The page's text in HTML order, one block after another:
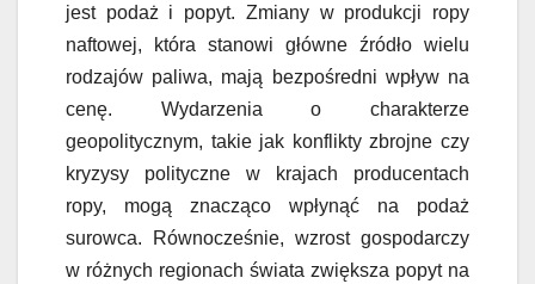
jest podaż i popyt. Zmiany w produkcji ropy
naftowej, która stanowi główne źródło wielu
rodzajów paliwa, mają bezpośredni wpływ na
cenę. Wydarzenia o charakterze
geopolitycznym, takie jak konflikty zbrojne czy
kryzysy polityczne w krajach producentach
ropy, mogą znacząco wpłynąć na podaż
surowca. Równocześnie, wzrost gospodarczy
w różnych regionach świata zwiększa popyt na